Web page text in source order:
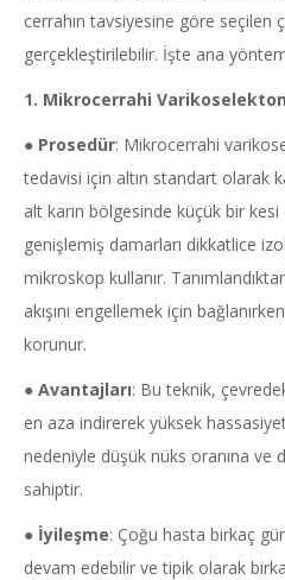
cerrahın tavsiyesine göre seçilen
gerçekleştirilebilir. İşte ana
1. Mikrocerrahi
● Prosedür: Mikrocerrahi
tedavisi için altın standart olarak
alt karın bölgesinde küçük bir
genişlemiş damarları dikkatlice
mikroskop kullanır.
akışını engellemek için
korunur.
● Avantajları: Bu teknik,
en aza indirerek yüksek
nedeniyle düşük nüks oranına ve
sahiptir.
● İyileşme: Çoğu hasta birkaç
devam edebilir ve tipik olarak